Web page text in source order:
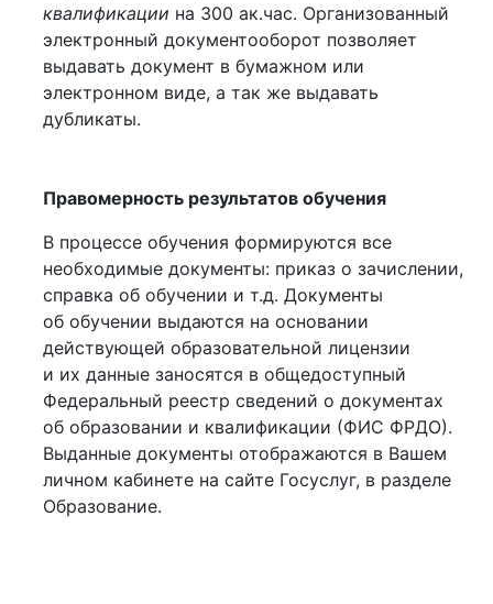
квалификации на 300 ак.час. Организованный
электронный документооборот позволяет
выдавать документ в бумажном или
электронном виде, а так же выдавать
дубликаты.
Правомерность результатов обучения
В процессе обучения формируются все
необходимые документы: приказ о зачислении,
справка об обучении и т.д. Документы
об обучении выдаются на основании
действующей образовательной лицензии
и их данные заносятся в общедоступный
Федеральный реестр сведений о документах
об образовании и квалификации (ФИС ФРДО).
Выданные документы отображаются в Вашем
личном кабинете на сайте Госуслуг, в разделе
Образование.